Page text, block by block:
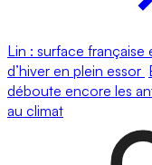
Lin : surface française
d’hiver en plein essor
déboute encore les
au climat